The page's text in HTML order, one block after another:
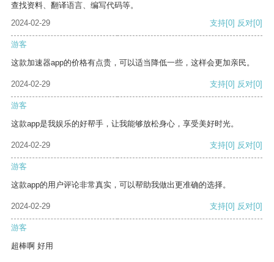
查找资料、翻译语言、编写代码等。
2024-02-29
支持[0] 反对[0]
游客
这款加速器app的价格有点贵，可以适当降低一些，这样会更加亲民。
2024-02-29 支持[0] 反对[0]
游客
这款app是我娱乐的好帮手，让我能够放松身心，享受美好时光。
2024-02-29 支持[0] 反对[0]
游客
这款app的用户评论非常真实，可以帮助我做出更准确的选择。
2024-02-29 支持[0] 反对[0]
游客
超棒啊 好用